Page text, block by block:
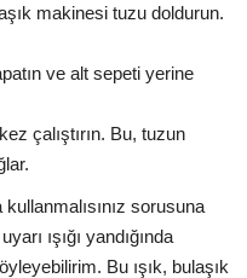
makinesi tuzu doldurun.
ve alt sepeti yerine
çalıştırın. Bu, tuzun
sorusuna
ışığı yandığında
Bu ışık, bulaşık